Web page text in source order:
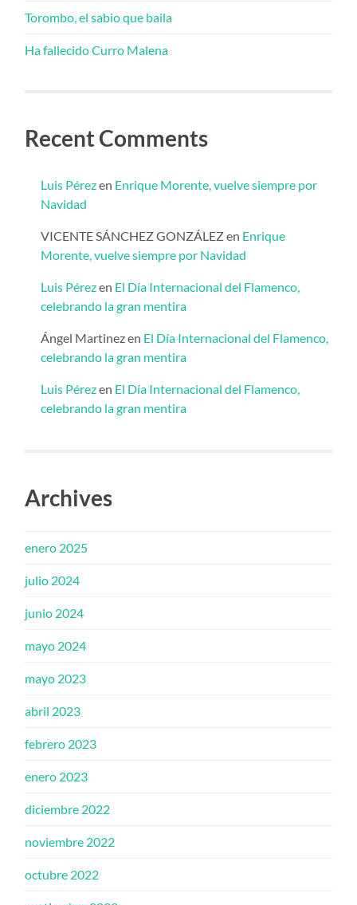
Torombo, el sabio que baila
Ha fallecido Curro Malena
Recent Comments
Luis Pérezen Enrique Morente, vuelve siempre por
Navidad
VICENTE SÁNCHEZ GONZÁLEZen Enrique
Morente, vuelve siempre por Navidad
Luis Pérezen El Día Internacional del Flamenco,
celebrando la gran mentira
Ángel Martinezen El Día Internacional del Flamenco,
celebrando la gran mentira
Luis Pérezen El Día Internacional del Flamenco,
celebrando la gran mentira
Archives
enero 2025
julio 2024
junio 2024
mayo 2024
mayo 2023
abril 2023
febrero 2023
enero 2023
diciembre 2022
noviembre 2022
octubre 2022